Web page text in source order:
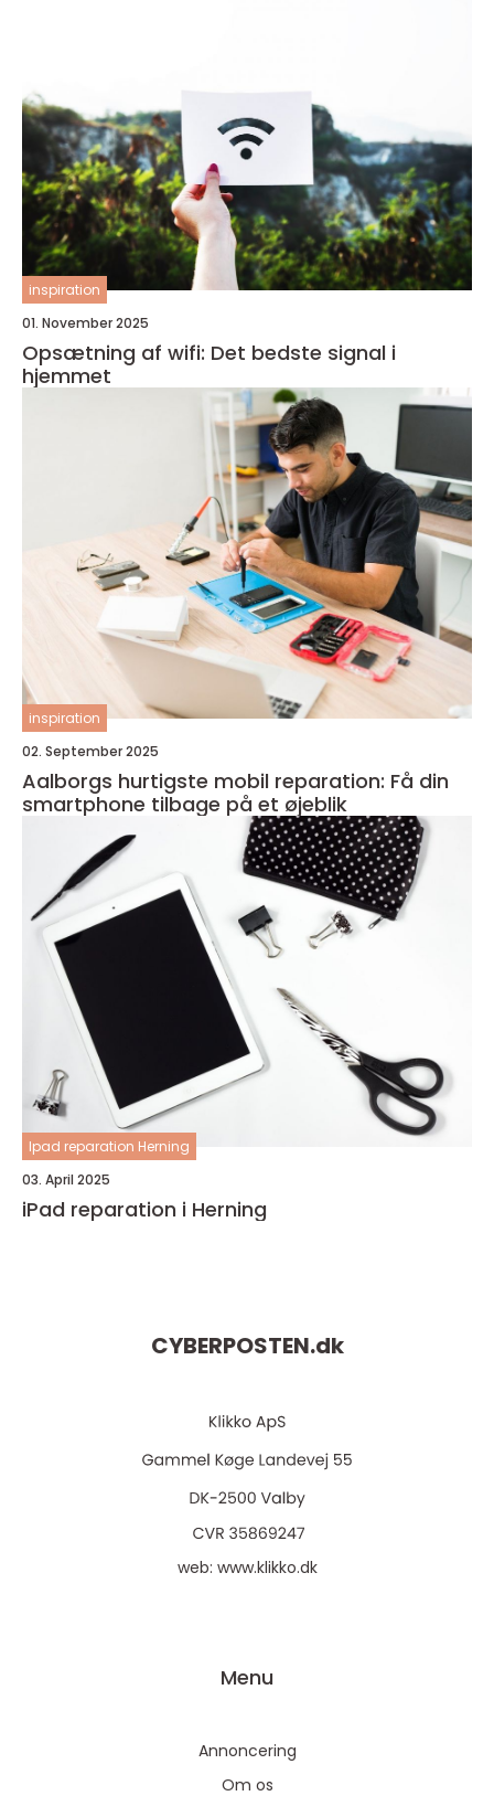
inspiration
01. November 2025
Opsætning af wifi: Det bedste signal i
hjemmet
inspiration
02. September 2025
Aalborgs hurtigste mobil reparation: Få din
smartphone tilbage på et øjeblik
Ipad reparation Herning
03. April 2025
iPad reparation i Herning
CYBERPOSTEN.dk
web: www.klikko.dk
Menu
Annoncering
Om os